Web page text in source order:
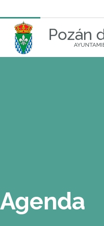
Pozán
Agenda